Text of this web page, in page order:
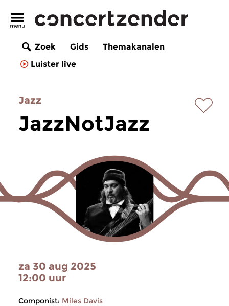
Zoek Gids
Themakanalen
Luister live
Jazz
JazzNotJazz
za 30 aug 2025
12:00 uur
Componist: Miles Davis